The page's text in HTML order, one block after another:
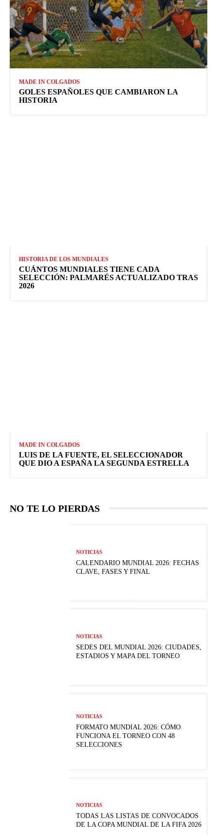
MADE IN COLGADOS
GOLES ESPAÑOLES QUE CAMBIARON LA
HISTORIA
HISTORIA DE LOS MUNDIALES
CUÁNTOS MUNDIALES TIENE CADA
SELECCIÓN: PALMARÉS ACTUALIZADO TRAS
2026
MADE IN COLGADOS
LUIS DE LA FUENTE, EL SELECCIONADOR
QUE DIO A ESPAÑA LA SEGUNDA ESTRELLA
NO TE LO PIERDAS
NOTICIAS
CALENDARIO MUNDIAL 2026: FECHAS
CLAVE, FASES Y FINAL
NOTICIAS
SEDES DEL MUNDIAL 2026: CIUDADES,
ESTADIOS Y MAPA DEL TORNEO
NOTICIAS
FORMATO MUNDIAL 2026: CÓMO
FUNCIONA EL TORNEO CON 48
SELECCIONES
NOTICIAS
TODAS LAS LISTAS DE CONVOCADOS
DE LA COPA MUNDIAL DE LA FIFA 2026